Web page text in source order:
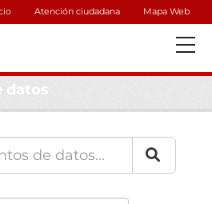
Atención ciudadana Mapa Web
datos